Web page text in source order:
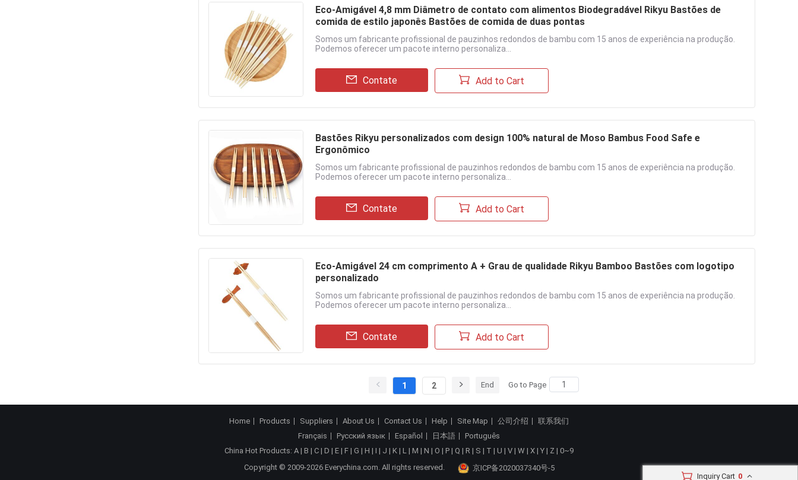
Eco-Amigável 4,8 mm Diâmetro de contato com alimentos Biodegradável Rikyu Bastões de
comida de estilo japonês Bastões de comida de duas pontas
Somos um fabricante profissional de pauzinhos redondos de bambu com 15 anos de experiência na produção.
Podemos oferecer um pacote interno personaliza...
Contate Add to Cart
Bastões Rikyu personalizados com design 100% natural de Moso Bambus Food Safe e
Ergonômico
Somos um fabricante profissional de pauzinhos redondos de bambu com 15 anos de experiência na produção.
Podemos oferecer um pacote interno personaliza...
Contate Add to Cart
Eco-Amigável 24 cm comprimento A + Grau de qualidade Rikyu Bamboo Bastões com logotipo
personalizado
Somos um fabricante profissional de pauzinhos redondos de bambu com 15 anos de experiência na produção.
Podemos oferecer um pacote interno personaliza...
Contate Add to Cart
1 2 End Go to Page
Inquiry Cart 0
Home Products Suppliers About Us Contact Us Help Site Map 公司介绍
联系我们
Français
Русский язык Español 日本語
Português
China Hot Products: A | B | C | D | E | F | G | H | I | J | K | L | M | N | O | P | Q | R | S | T | U | V | W | X | Y | Z | 0~9
Copyright © 2009-2026 Everychina.com. All rights reserved.
京ICP备2020037340号-5